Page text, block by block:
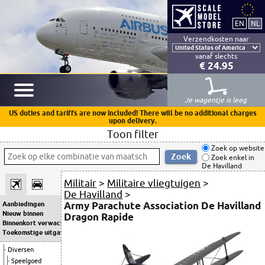
Verzendkosten naar
vanaf slechts
€ 24.95
Je wagentje is leeg
US duties and tariffs are now included! There will be no additional charges
upon delivery.
Toon filter
Zoek op website
Zoek enkel in
De Havilland
Aanbiedingen
Nieuw binnen
Binnenkort verwacht
Toekomstige uitgaven
Diversen
Speelgoed
Militair > Militaire vliegtuigen >
De Havilland >
Army Parachute Association De Havilland
Dragon Rapide